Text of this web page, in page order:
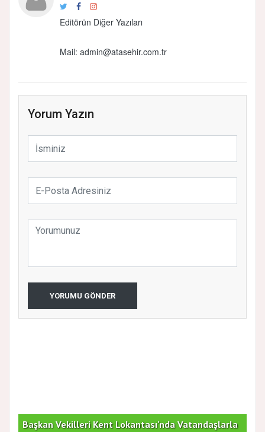
Editörün Diğer Yazıları
Mail: admin@atasehir.com.tr
Yorum Yazın
YORUMU GÖNDER
Başkan Vekilleri Kent Lokantası'nda Vatandaşlarla